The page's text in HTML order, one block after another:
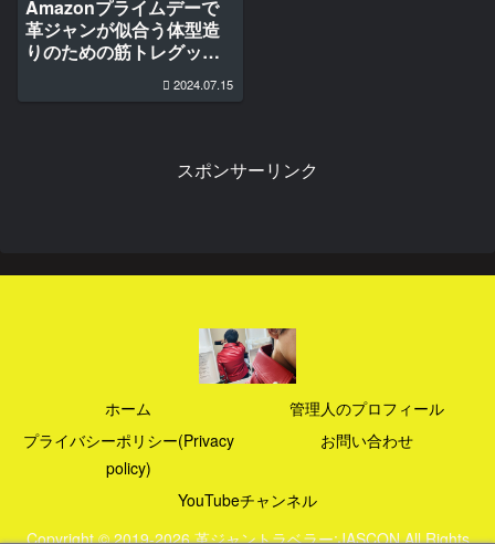
Amazonプライムデーで
革ジャンが似合う体型造
りのための筋トレグッズ
2024.07.15
スポンサーリンク
ホーム
管理人のプロフィール
プライバシーポリシー(Privacy
policy)
お問い合わせ
YouTubeチャンネル
Copyright © 2019-2026 革ジャントラベラー:JASCON All Rights